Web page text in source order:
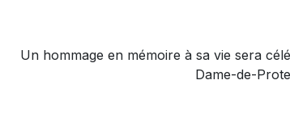
Un hommage en mémoire à sa vie sera
Dame-de-